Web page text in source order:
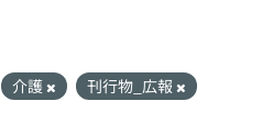
介護
刊行物_広報